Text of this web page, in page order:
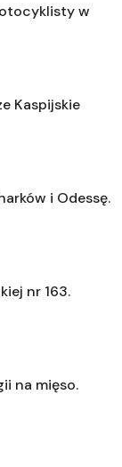
w
Kaspijskie
i Odessę.
nr 163.
na mięso.